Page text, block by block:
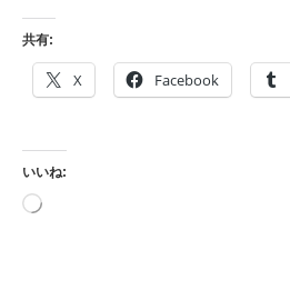
共有:
X Facebook
いいね:
読
み